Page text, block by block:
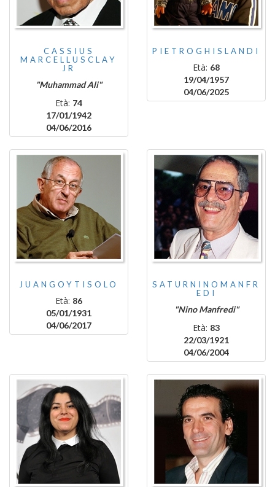
CASSIUS
MARCELLUSCLAY
JR
"Muhammad Ali"
Età: 74
17/01/1942
04/06/2016
PIETROGHISLANDI
Età: 68
19/04/1957
04/06/2025
JUANGOYTISOLO
Età: 86
05/01/1931
04/06/2017
SATURNINOMANFR
EDI
"Nino Manfredi"
Età: 83
22/03/1921
04/06/2004